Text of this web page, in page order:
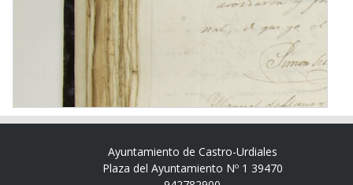
Ayuntamiento de Castro-Urdiales
Plaza del Ayuntamiento Nº 1 39470